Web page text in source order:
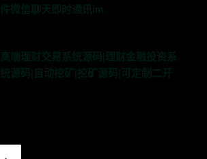
件微信聊天即时通讯im
高端理财交易系统源码|理财金融投资系
统源码|自动挖矿|挖矿源码|可定制二开